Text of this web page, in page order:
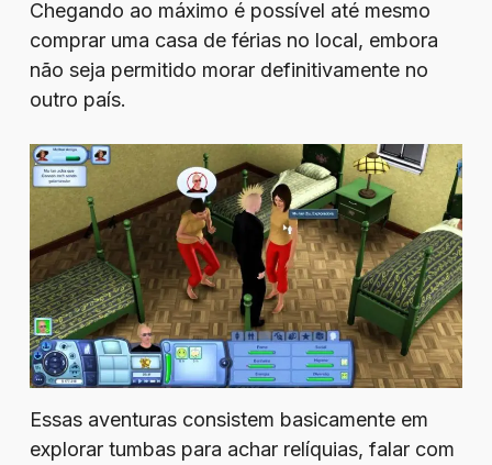
Chegando ao máximo é possível até mesmo
comprar uma casa de férias no local, embora
não seja permitido morar definitivamente no
outro país.
Essas aventuras consistem basicamente em
explorar tumbas para achar relíquias, falar com